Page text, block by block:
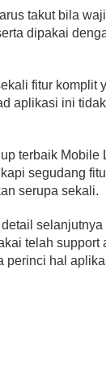
takut bila
dipakai
fitur komplit
aplikasi ini
terbaik Mobile
segudang
serupa sekali.
telah support
perinci hal